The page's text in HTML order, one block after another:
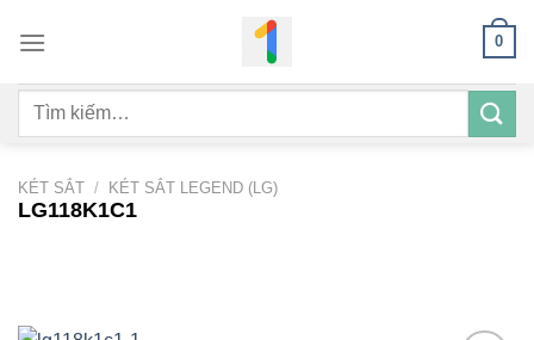
qua
dung
0
Tìm
KÉT SẮT / KÉT SẮT LEGEND (LG)
LG118K1C1